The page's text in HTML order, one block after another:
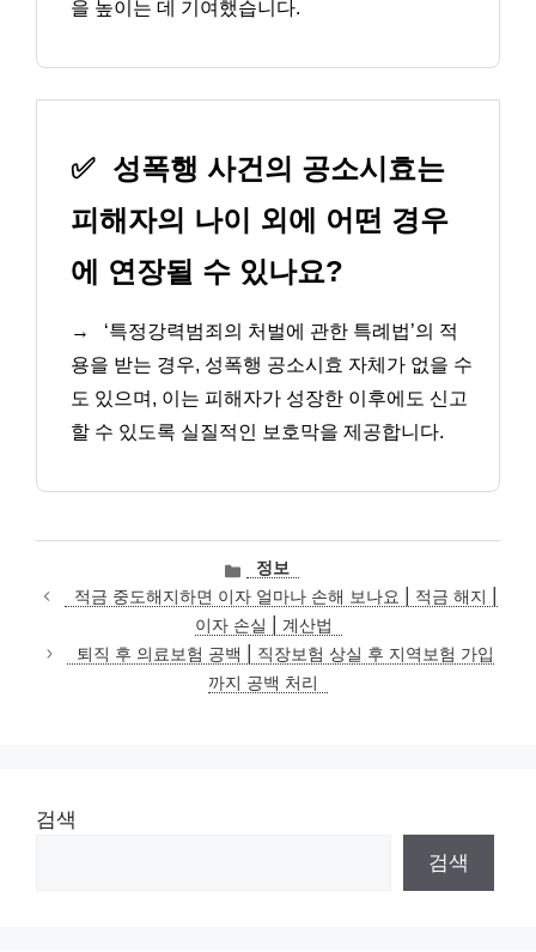
을 높이는 데 기여했습니다.
✅ 성폭행 사건의 공소시효는
피해자의 나이 외에 어떤 경우
에 연장될 수 있나요?
→
‘특정강력범죄의 처벌에 관한 특례법’의 적
용을 받는 경우, 성폭행 공소시효 자체가 없을 수
도 있으며, 이는 피해자가 성장한 이후에도 신고
할 수 있도록 실질적인 보호막을 제공합니다.
카
테
고
리
정보
적금 중도해지하면 이자 얼마나 손해 보나요 | 적금 해지 |
이자 손실 | 계산법
퇴직 후 의료보험 공백 | 직장보험 상실 후 지역보험 가입
까지 공백 처리
검색
검색